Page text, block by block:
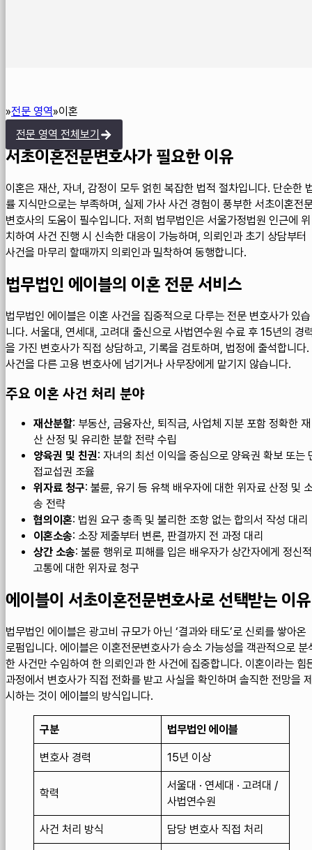
Home
전문 영역 이혼
전문 영역 전체보기
서초이혼전문변호사가 필요한 이유
이혼은 재산, 자녀, 감정이 모두 얽힌 복잡한 법적 절차입니다. 단순한
률 지식만으로는 부족하며, 실제 가사 사건 경험이 풍부한 서초이혼전
변호사의 도움이 필수입니다. 저희 법무법인은 서울가정법원 인근에 위
치하여 사건 진행 시 신속한 대응이 가능하며, 의뢰인과 초기 상담부터
사건을 마무리 할때까지 의뢰인과 밀착하여 동행합니다.
법무법인 에이블의 이혼 전문 서비스
법무법인 에이블은 이혼 사건을 집중적으로 다루는 전문 변호사가 있습
니다. 서울대, 연세대, 고려대 출신으로 사법연수원 수료 후 15년의 경
을 가진 변호사가 직접 상담하고, 기록을 검토하며, 법정에 출석합니다.
사건을 다른 고용 변호사에 넘기거나 사무장에게 맡기지 않습니다.
주요 이혼 사건 처리 분야
재산분할: 부동산, 금융자산, 퇴직금, 사업체 지분 포함 정확한 재
산 산정 및 유리한 분할 전략 수립
양육권 및 친권: 자녀의 최선 이익을 중심으로 양육권 확보 또는
접교섭권 조율
위자료 청구: 불륜, 유기 등 유책 배우자에 대한 위자료 산정 및
송 전략
협의이혼: 법원 요구 충족 및 불리한 조항 없는 합의서 작성 대리
이혼소송: 소장 제출부터 변론, 판결까지 전 과정 대리
상간 소송: 불륜 행위로 피해를 입은 배우자가 상간자에게 정신적
고통에 대한 위자료 청구
에이블이 서초이혼전문변호사로 선택받는 이유
법무법인 에이블은 광고비 규모가 아닌 ‘결과와 태도’로 신뢰를 쌓아온
로펌입니다. 에이블은 이혼전문변호사가 승소 가능성을 객관적으로 분
한 사건만 수임하여 한 의뢰인과 한 사건에 집중합니다. 이혼이라는 힘
과정에서 변호사가 직접 전화를 받고 사실을 확인하며 솔직한 전망을
시하는 것이 에이블의 방식입니다.
구분 법무법인 에이블
변호사 경력 15년 이상
학력
서울대 · 연세대 · 고려대 /
사법연수원
사건 처리 방식 담당 변호사 직접 처리